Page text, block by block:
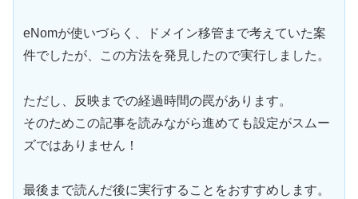
eNomが使いづらく、ドメイン移管まで考えていた案
件でしたが、この方法を発見したので実行しました。
ただし、反映までの経過時間の罠があります。
そのためこの記事を読みながら進めても設定がスムー
ズではありません！
最後まで読んだ後に実行することをおすすめします。